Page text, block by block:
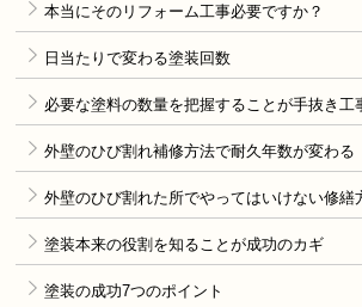
本当にそのリフォーム工事必要ですか？
日当たりで変わる塗装回数
必要な塗料の数量を把握することが手抜き工
外壁のひび割れ補修方法で耐久年数が変わる
外壁のひび割れた所でやってはいけない修繕
塗装本来の役割を知ることが成功のカギ
塗装の成功7つのポイント